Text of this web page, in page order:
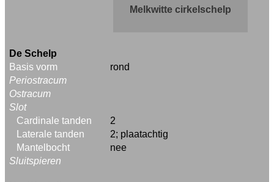
Melkwitte cirkelschelp
De Schelp
Basis vorm
rond
Periostracum
Ostracum
Slot
Cardinale tanden
2
Laterale tanden
2; plaatachtig
Mantelbocht
nee
Sluitspieren